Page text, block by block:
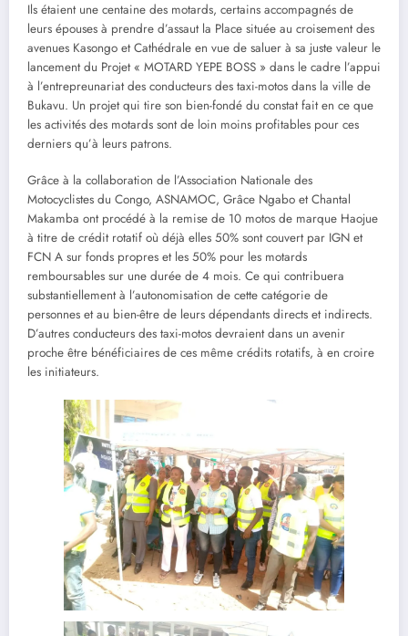
Ils étaient une centaine des motards, certains accompagnés de
leurs épouses à prendre d’assaut la Place située au croisement des
avenues Kasongo et Cathédrale en vue de saluer à sa juste valeur le
lancement du Projet « MOTARD YEPE BOSS » dans le cadre l’appui
à l’entrepreunariat des conducteurs des taxi-motos dans la ville de
Bukavu. Un projet qui tire son bien-fondé du constat fait en ce que
les activités des motards sont de loin moins profitables pour ces
derniers qu’à leurs patrons.
Grâce à la collaboration de l’Association Nationale des
Motocyclistes du Congo, ASNAMOC, Grâce Ngabo et Chantal
Makamba ont procédé à la remise de 10 motos de marque Haojue
à titre de crédit rotatif où déjà elles 50% sont couvert par IGN et
FCN A sur fonds propres et les 50% pour les motards
remboursables sur une durée de 4 mois. Ce qui contribuera
substantiellement à l’autonomisation de cette catégorie de
personnes et au bien-être de leurs dépendants directs et indirects.
D’autres conducteurs des taxi-motos devraient dans un avenir
proche être bénéficiaires de ces même crédits rotatifs, à en croire
les initiateurs.